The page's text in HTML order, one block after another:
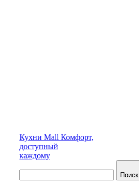
Кухни Mall Комфорт,
доступный
каждому
Поиск